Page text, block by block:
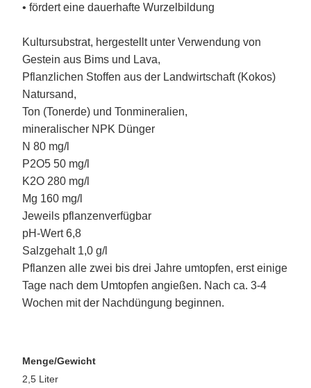
• fördert eine dauerhafte Wurzelbildung
Kultursubstrat, hergestellt unter Verwendung von
Gestein aus Bims und Lava,
Pflanzlichen Stoffen aus der Landwirtschaft (Kokos)
Natursand,
Ton (Tonerde) und Tonmineralien,
mineralischer NPK Dünger
N 80 mg/l
P2O5 50 mg/l
K2O 280 mg/l
Mg 160 mg/l
Jeweils pflanzenverfügbar
pH-Wert 6,8
Salzgehalt 1,0 g/l
Pflanzen alle zwei bis drei Jahre umtopfen, erst einige
Tage nach dem Umtopfen angießen. Nach ca. 3-4
Wochen mit der Nachdüngung beginnen.
Menge/Gewicht
2,5 Liter